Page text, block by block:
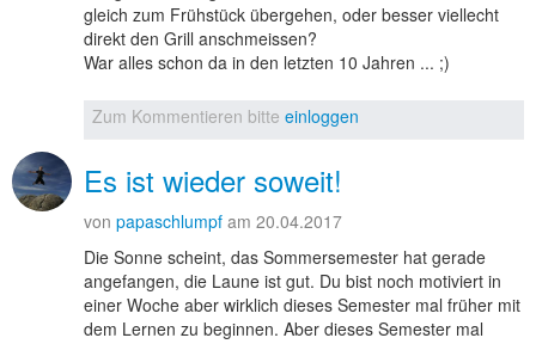
gleich zum Frühstück übergehen, oder besser viellecht
direkt den Grill anschmeissen?
War alles schon da in den letzten 10 Jahren ... ;)
Zum Kommentieren bitte einloggen
Es ist wieder soweit!
von papaschlumpf am 20.04.2017
Die Sonne scheint, das Sommersemester hat gerade
angefangen, die Laune ist gut. Du bist noch motiviert in
einer Woche aber wirklich dieses Semester mal früher mit
dem Lernen zu beginnen. Aber dieses Semester mal